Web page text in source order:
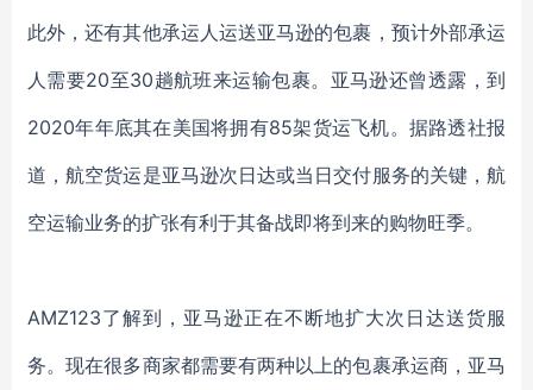
此外，还有其他承运人运送亚马逊的包裹，预计外部承运
人需要20至30趟航班来运输包裹。亚马逊还曾透露，到
2020年年底其在美国将拥有85架货运飞机。据路透社报
道，航空货运是亚马逊次日达或当日交付服务的关键，航
空运输业务的扩张有利于其备战即将到来的购物旺季。
AMZ123了解到，亚马逊正在不断地扩大次日达送货服
务。现在很多商家都需要有两种以上的包裹承运商，亚马